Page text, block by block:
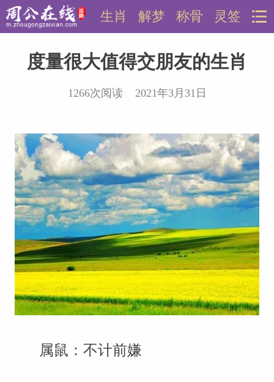
灵签
称骨
解梦
生肖
度量很大值得交朋友的生肖
1266次阅读 2021年3月31日
属鼠：不计前嫌